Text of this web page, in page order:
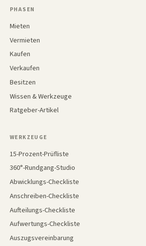
PHASEN
Mieten
Vermieten
Kaufen
Verkaufen
Besitzen
Wissen & Werkzeuge
Ratgeber-Artikel
WERKZEUGE
15-Prozent-Prüfliste
360°-Rundgang-Studio
Abwicklungs-Checkliste
Anschreiben-Checkliste
Aufteilungs-Checkliste
Aufwertungs-Checkliste
Auszugsvereinbarung